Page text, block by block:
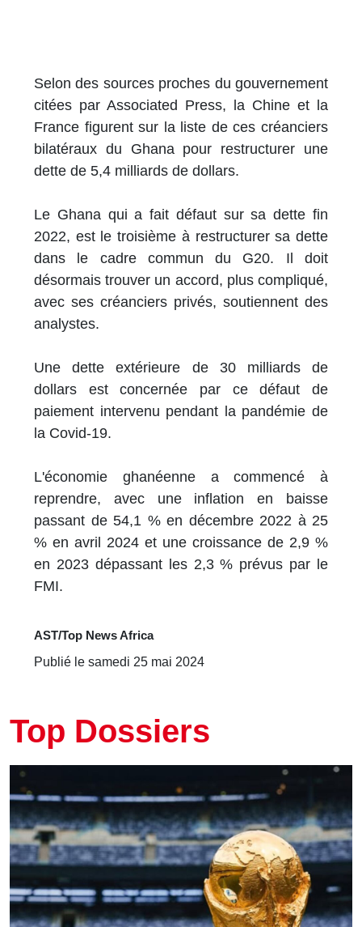
Selon des sources proches du gouvernement
citées par Associated Press, la Chine et la
France figurent sur la liste de ces créanciers
bilatéraux du Ghana pour restructurer une
dette de 5,4 milliards de dollars.
Le Ghana qui a fait défaut sur sa dette fin
2022, est le troisième à restructurer sa dette
dans le cadre commun du G20. Il doit
désormais trouver un accord, plus compliqué,
avec ses créanciers privés, soutiennent des
analystes.
Une dette extérieure de 30 milliards de
dollars est concernée par ce défaut de
paiement intervenu pendant la pandémie de
la Covid-19.
L'économie ghanéenne a commencé à
reprendre, avec une inflation en baisse
passant de 54,1 % en décembre 2022 à 25
% en avril 2024 et une croissance de 2,9 %
en 2023 dépassant les 2,3 % prévus par le
FMI.
AST/Top News Africa
Publié le samedi 25 mai 2024
Top Dossiers